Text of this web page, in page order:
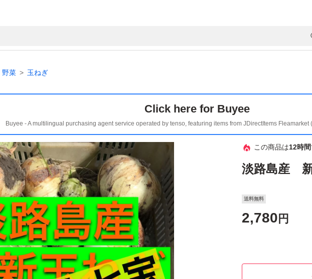
野菜 玉ねぎ
Click here for Buyee
Buyee - A multilingual purchasing agent service operated by tenso, featuring items from JDirectItems
この商品は12時間
淡路島産
送料無料
2,780 円